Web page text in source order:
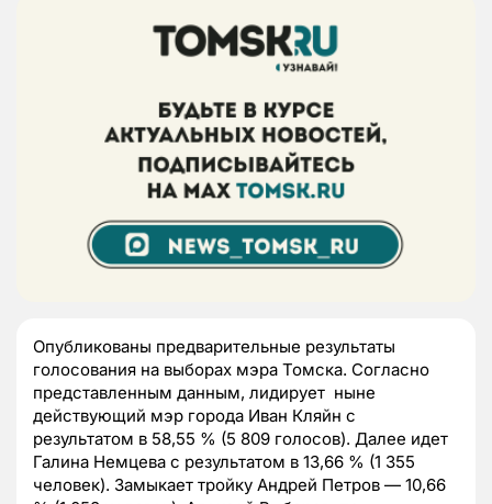
Опубликованы предварительные результаты
голосования на выборах мэра Томска. Согласно
представленным данным, лидирует ныне
действующий мэр города Иван Кляйн с
результатом в 58,55 % (5 809 голосов). Далее идет
Галина Немцева с результатом в 13,66 % (1 355
человек). Замыкает тройку Андрей Петров — 10,66